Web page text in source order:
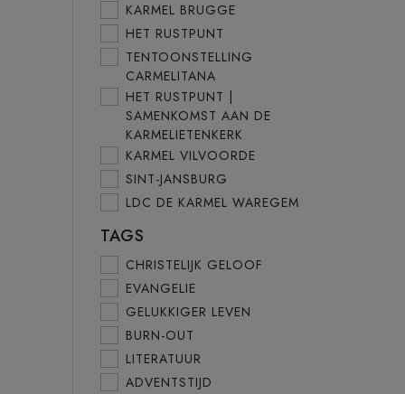
KARMEL BRUGGE
HET RUSTPUNT
TENTOONSTELLING
CARMELITANA
HET RUSTPUNT |
SAMENKOMST AAN DE
KARMELIETENKERK
KARMEL VILVOORDE
SINT-JANSBURG
LDC DE KARMEL WAREGEM
TAGS
CHRISTELIJK GELOOF
EVANGELIE
GELUKKIGER LEVEN
BURN-OUT
LITERATUUR
ADVENTSTIJD